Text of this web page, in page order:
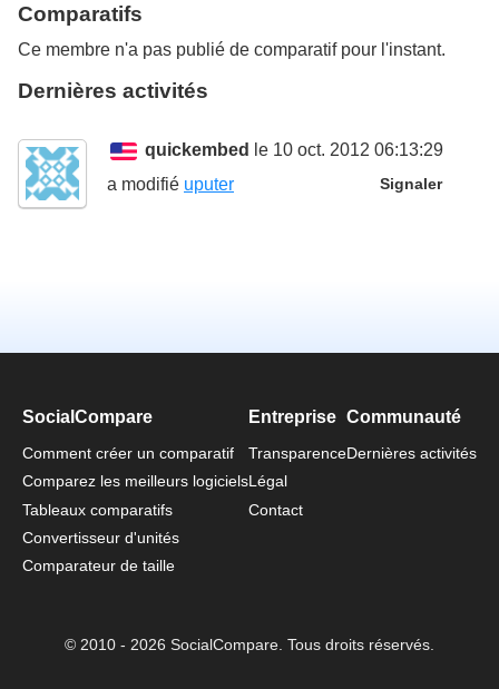
Comparatifs
Ce membre n'a pas publié de comparatif pour l'instant.
Dernières activités
quickembed le 10 oct. 2012 06:13:29
Signaler
a modifié uputer
SocialCompare
Comment créer un comparatif
Comparez les meilleurs logiciels
Tableaux comparatifs
Convertisseur d'unités
Comparateur de taille
Entreprise
Transparence
Légal
Contact
Communauté
Dernières activités
© 2010 - 2026 SocialCompare. Tous droits réservés.